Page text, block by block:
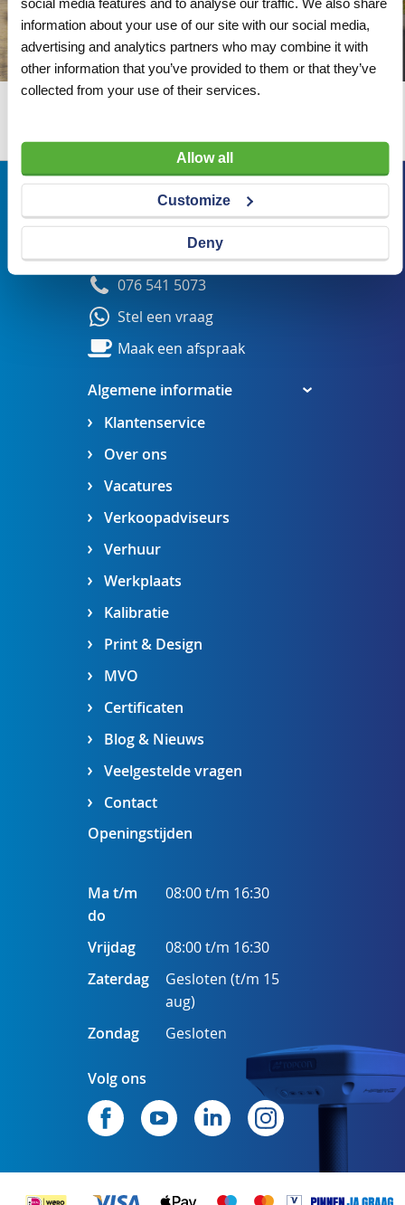
information about your use of our site with our social media,
advertising and analytics partners who may combine it with
other information that you’ve provided to them or that they’ve
collected from your use of their services.
Allow all
Customize
Deny
Algemene informatie
Klantenservice
Over ons
Vacatures
Verkoopadviseurs
Verhuur
Werkplaats
Kalibratie
Print & Design
MVO
Certificaten
Blog & Nieuws
Veelgestelde vragen
Contact
Bezoekadres
Veldsteen 25, 4815 PK Breda
verkoop@visserbreda.nl
076 541 5073
Stel een vraag
Maak een afspraak
Openingstijden
Ma t/m
do
08:00 t/m 16:30
Vrijdag
08:00 t/m 16:30
Zaterdag
Gesloten (t/m 15
aug)
Zondag
Gesloten
Volg ons